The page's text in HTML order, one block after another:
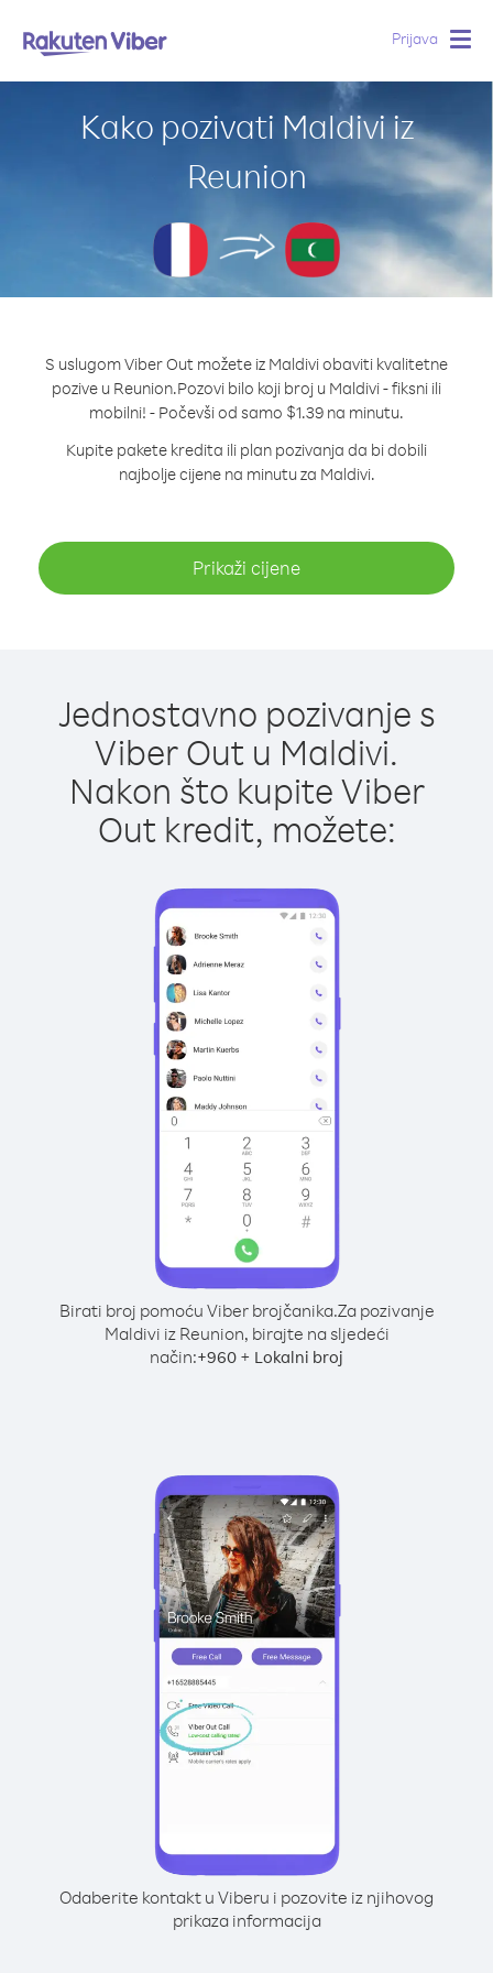
Prijava
Kako pozivati Maldivi iz
Reunion
S uslugom Viber Out možete iz Maldivi obaviti kvalitetne
pozive u Reunion.Pozovi bilo koji broj u Maldivi - fiksni ili
mobilni! - Počevši od samo $1.39 na minutu.
Kupite pakete kredita ili plan pozivanja da bi dobili
najbolje cijene na minutu za Maldivi.
Prikaži cijene
Jednostavno pozivanje s
Viber Out u Maldivi.
Nakon što kupite Viber
Out kredit, možete:
Birati broj pomoću Viber brojčanika.Za pozivanje
Maldivi iz Reunion, birajte na sljedeći
način:+960 + Lokalni broj
Odaberite kontakt u Viberu i pozovite iz njihovog
prikaza informacija